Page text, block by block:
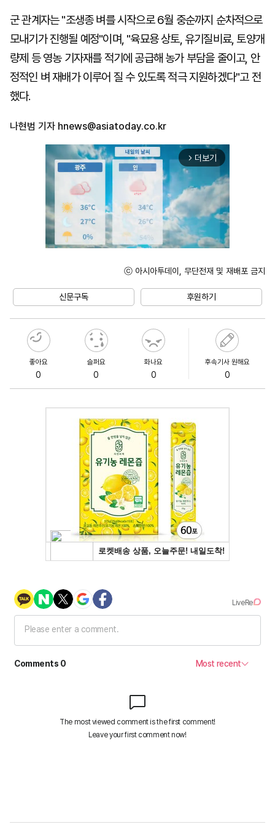
군 관계자는 "조생종 벼를 시작으로 6월 중순까지 순차적으로
모내기가 진행될 예정"이며, "육묘용 상토, 유기질비료, 토양개
량제 등 영농 기자재를 적기에 공급해 농가 부담을 줄이고, 안
정적인 벼 재배가 이루어 질 수 있도록 적극 지원하겠다"고 전
했다.
나현범 기자 hnews@asiatoday.co.kr
arrow_forward_ios 더보기
ⓒ 아시아투데이, 무단전재 및 재배포 금지
신문구독 후원하기
좋아요
0
슬퍼요
0
화나요
0
후속기사 원해요
0